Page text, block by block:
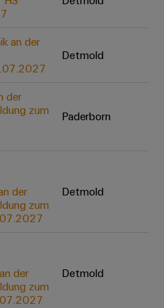
an der
Detmold
der
zum
Paderborn
der
zum
Detmold
der
zum
Detmold